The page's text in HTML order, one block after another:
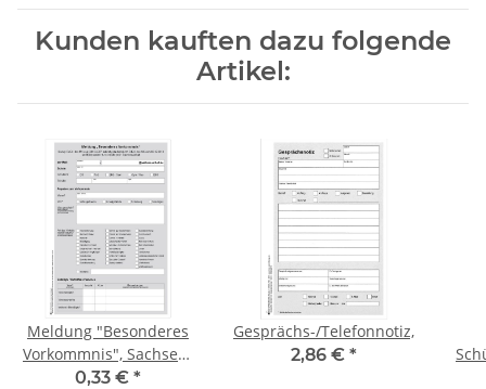
Kunden kauften dazu folgende
Artikel:
Meldung "Besonderes
Vorkommnis", Sachsen-
Anhalt
0,33 € *
Gesprächs-/Telefonnotiz,
2,86 € *